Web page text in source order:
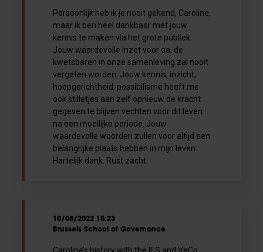
Persoonlijk heb ik je nooit gekend, Caroline,
maar ik ben heel dankbaar met jouw
kennis te maken via het grote publiek.
Jouw waardevolle inzet voor oa. de
kwetsbaren in onze samenleving zal nooit
vergeten worden. Jouw kennis, inzicht,
hoopgerichtheid, possibilisme heeft me
ook stilletjes aan zelf opnieuw de kracht
gegeven te blijven vechten voor dit leven
na een moeilijke periode. Jouw
waardevolle woorden zullen voor altijd een
belangrijke plaats hebben in mijn leven.
Hartelijk dank. Rust zacht.
10/08/2022 15:23
Brussels School of Governance
Caroline’s history with the IES and VeCo